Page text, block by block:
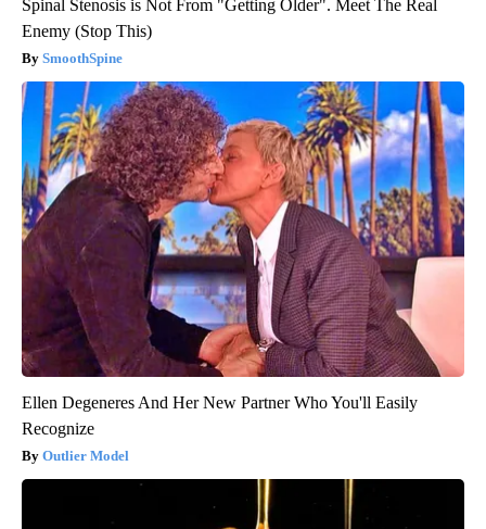
Spinal Stenosis is Not From "Getting Older". Meet The Real
Enemy (Stop This)
SmoothSpine
Ellen Degeneres And Her New Partner Who You'll Easily
Recognize
Outlier Model